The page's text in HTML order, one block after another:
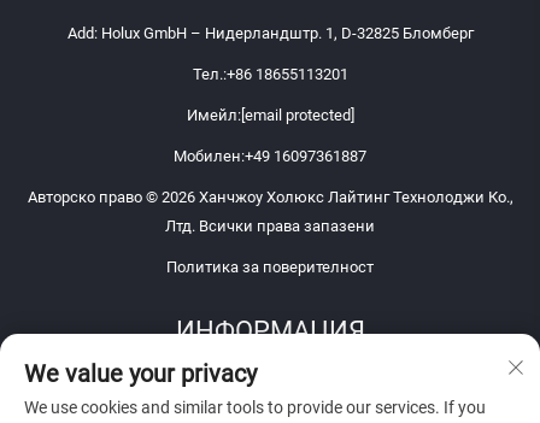
Add: Holux GmbH – Нидерландштр. 1, D-32825 Бломберг
Тел.:+86 18655113201
Имейл:[email protected]
Мобилен:+49 16097361887
Авторско право © 2026 Ханчжоу Холюкс Лайтинг Технолоджи Ко.,
Лтд. Всички права запазени
Политика за поверителност
ИНФОРМАЦИЯ
Запишете се, за да получавате нашия седмичен бюлетин
We value your privacy
We use cookies and similar tools to provide our services. If you